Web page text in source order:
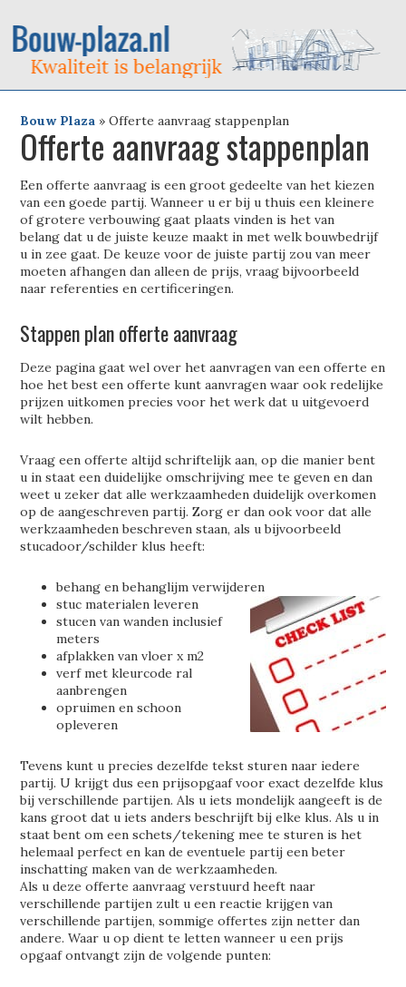
Bouw Plaza »Offerte aanvraag stappenplan
Offerte aanvraag stappenplan
Een offerte aanvraag is een groot gedeelte van het kiezen
van een goede partij. Wanneer u er bij u thuis een kleinere
of grotere verbouwing gaat plaats vinden is het van
belang dat u de juiste keuze maakt in met welk bouwbedrijf
u in zee gaat. De keuze voor de juiste partij zou van meer
moeten afhangen dan alleen de prijs, vraag bijvoorbeeld
naar referenties en certificeringen.
Stappen plan offerte aanvraag
Deze pagina gaat wel over het aanvragen van een offerte en
hoe het best een offerte kunt aanvragen waar ook redelijke
prijzen uitkomen precies voor het werk dat u uitgevoerd
wilt hebben.
Vraag een offerte altijd schriftelijk aan, op die manier bent
u in staat een duidelijke omschrijving mee te geven en dan
weet u zeker dat alle werkzaamheden duidelijk overkomen
op de aangeschreven partij. Zorg er dan ook voor dat alle
werkzaamheden beschreven staan, als u bijvoorbeeld
stucadoor/schilder klus heeft:
behang en behanglijm verwijderen
stuc materialen leveren
stucen van wanden inclusief
meters
afplakken van vloer x m2
verf met kleurcode ral
aanbrengen
opruimen en schoon
opleveren
Tevens kunt u precies dezelfde tekst sturen naar iedere
partij. U krijgt dus een prijsopgaaf voor exact dezelfde klus
bij verschillende partijen. Als u iets mondelijk aangeeft is de
kans groot dat u iets anders beschrijft bij elke klus. Als u in
staat bent om een schets/tekening mee te sturen is het
helemaal perfect en kan de eventuele partij een beter
inschatting maken van de werkzaamheden.
Als u deze offerte aanvraag verstuurd heeft naar
verschillende partijen zult u een reactie krijgen van
verschillende partijen, sommige offertes zijn netter dan
andere. Waar u op dient te letten wanneer u een prijs
opgaaf ontvangt zijn de volgende punten: